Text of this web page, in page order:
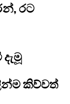
රට
කිව්වත්